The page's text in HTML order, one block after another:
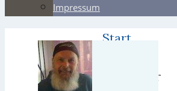
Impressum
Start
November